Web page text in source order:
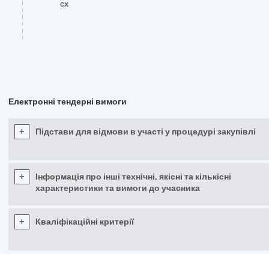
cx
Електронні тендерні вимоги
+ Підстави для відмови в участі у процедурі закупівлі
+
Інформація про інші технічні, якісні та кількісні
характеристики та вимоги до учасника
+ Кваліфікаційні критерії